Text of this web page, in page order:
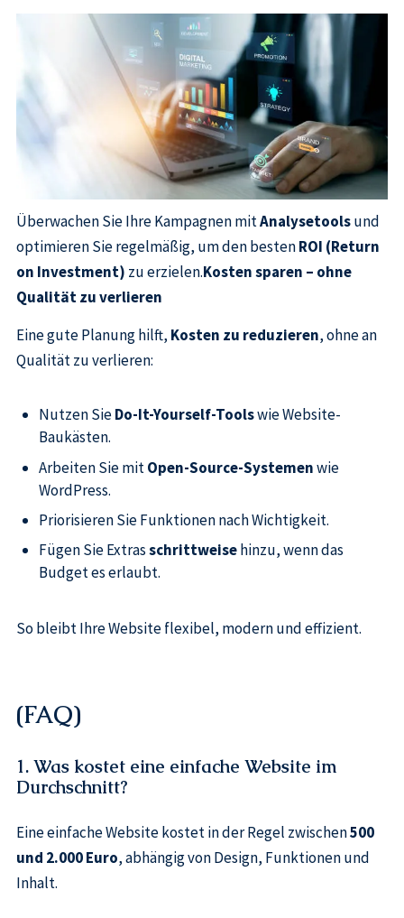
Überwachen Sie Ihre Kampagnen mitAnalysetoolsund
optimieren Sie regelmäßig, um den bestenROI (Return
on Investment) zu erzielen.Kosten sparen – ohne
Qualität zu verlieren
Eine gute Planung hilft, Kosten zu reduzieren, ohne an
Qualität zu verlieren:
Nutzen SieDo-It-Yourself-Toolswie Website-
Baukästen.
Arbeiten Sie mitOpen-Source-Systemenwie
WordPress.
Priorisieren Sie Funktionen nach Wichtigkeit.
Fügen Sie Extrasschrittweisehinzu, wenn das
Budget es erlaubt.
So bleibt Ihre Website flexibel, modern und effizient.
(FAQ)
1. Was kostet eine einfache Website im
Durchschnitt?
Eine einfache Website kostet in der Regel zwischen500
und 2.000 Euro, abhängig von Design, Funktionen und
Inhalt.